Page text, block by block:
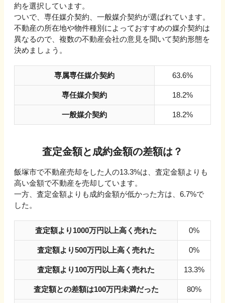
約を選択しています。
ついで、専任媒介契約、一般媒介契約が選ばれています。
不動産の所在地や物件種別によっておすすめの媒介契約は
異なるので、複数の不動産会社の意見を聞いて契約形態を
決めましょう。
専属専任媒介契約 63.6%
専任媒介契約 18.2%
一般媒介契約 18.2%
査定金額と成約金額の差額は？
飯塚市で不動産売却をした人の13.3%は、査定金額よりも
高い金額で不動産を売却しています。
一方、査定金額よりも成約金額が低かった方は、 6.7%で
した。
査定額より1000万円以上高く売れた 0%
査定額より500万円以上高く売れた 0%
査定額より100万円以上高く売れた 13.3%
査定額との差額は100万円未満だった 80%